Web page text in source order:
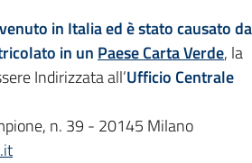
in Italia ed è stato causato da
in un Paese Carta Verde, la
Indirizzata all’Ufficio Centrale
n. 39 - 20145 Milano